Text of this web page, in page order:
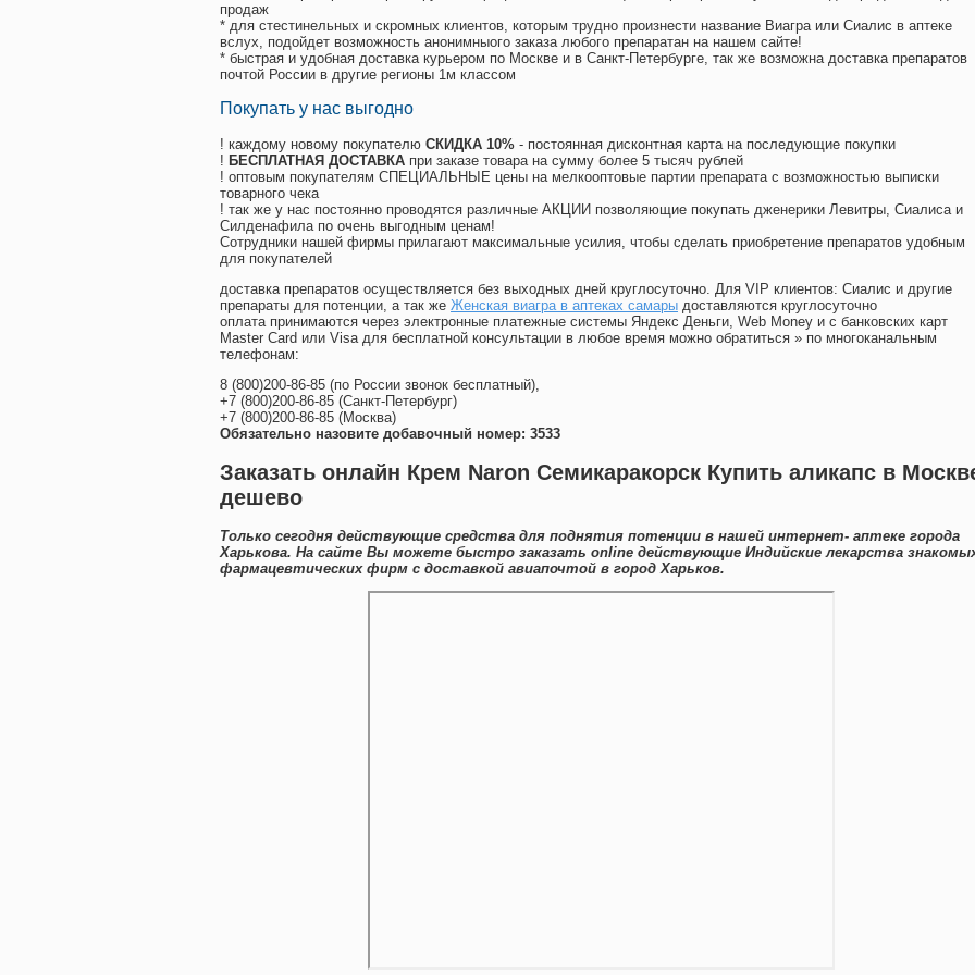
продаж
* для стестинельных и скромных клиентов, которым трудно произнести название Виагра или Сиалис в аптеке
вслух, подойдет возможность анонимныого заказа любого препаратан на нашем сайте!
* быстрая и удобная доставка курьером по Москве и в Санкт-Петербурге, так же возможна доставка препаратов
почтой России в другие регионы 1м классом
Покупать у нас выгодно
! каждому новому покупателю СКИДКА 10% - постоянная дисконтная карта на последующие покупки
! БЕСПЛАТНАЯ ДОСТАВКА при заказе товара на сумму более 5 тысяч рублей
! оптовым покупателям СПЕЦИАЛЬНЫЕ цены на мелкооптовые партии препарата с возможностью выписки
товарного чека
! так же у нас постоянно проводятся различные АКЦИИ позволяющие покупать дженерики Левитры, Сиалиса и
Силденафила по очень выгодным ценам!
Cотрудники нашей фирмы прилагают максимальные усилия, чтобы сделать приобретение препаратов удобным
для покупателей
доставка препаратов осуществляется без выходных дней круглосуточно. Для VIP клиентов: Сиалис и другие
препараты для потенции, а так же Женская виагра в аптеках самары доставляются круглосуточно
оплата принимаются через электронные платежные системы Яндекс Деньги, Web Money и с банковских карт
Master Card или Visa для бесплатной консультации в любое время можно обратиться » по многоканальным
телефонам:
8 (800)200-86-85 (по России звонок бесплатный),
+7 (800)200-86-85 (Санкт-Петербург)
+7 (800)200-86-85 (Москва)
Обязательно назовите добавочный номер: 3533
Заказать онлайн Крем Naron Семикаракорск Купить аликапс в
дешево
Только сегодня действующие средства для поднятия потенции в нашей интернет- аптеке города
Харькова. На сайте Вы можете быстро заказать online действующие Индийские лекарства
фармацевтических фирм с доставкой авиапочтой в город Харьков.